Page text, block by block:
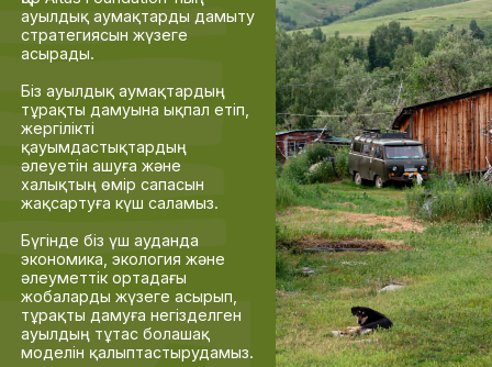
ауылдық аумақтарды дамыту
стратегиясын жүзеге
асырады.
Біз ауылдық аумақтардың
тұрақты дамуына ықпал етіп,
жергілікті
қауымдастықтардың
әлеуетін ашуға және
халықтың өмір сапасын
жақсартуға күш саламыз.
Бүгінде біз үш ауданда
экономика, экология және
әлеуметтік ортадағы
жобаларды жүзеге асырып,
тұрақты дамуға негізделген
ауылдың тұтас болашақ
моделін қалыптастырудамыз.
негізделген.
Біріншіден —синергия: біз
ауылдық аумақтардың
тұрақты дамуы жолында
мемлекет, бизнес және
қоғам арасындағы
серіктестікті нығайтамыз.
Екінші —болашақтан бастау
алатын жоспарлау: біз «10–
20–50 жылдан кейін ауыл
қандай болуы мүмкін?»
негізгі сұрақтан бастаймыз,
болашақтың нақты бейнесін
қалыптастырамыз және сол
көзқарасты кезең-
шынайы нәтижеге
айналдырамыз.